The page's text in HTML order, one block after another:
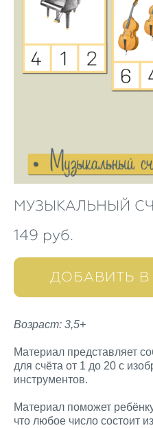
МУЗЫКАЛЬНЫЙ
149 pуб.
ДОБАВИТЬ В
Возраст: 3,5+
Материал представляет
для счёта от 1 до 20 с
инструментов.
Материал поможет
что любое число состоит